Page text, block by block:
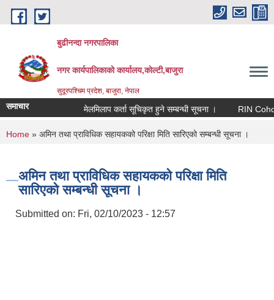
Skip to main content
बुढीनन्दा नगरपालिका
नगर कार्यपालिकाकाे कार्यालय,काेल्टी,बाजुरा
सुदूरपश्चिम प्रदेश, बाजुरा, नेपाल
समाचार मेलमिलाप कर्ता सूचिकृत हुने सम्बन्धी सूचना । RIN Cohor III
You are here
Home » अमिन तथा प्राविधिक सहायकको परिक्षा मिति सारिएको सम्बन्धी सूचना ।
अमिन तथा प्राविधिक सहायकको परिक्षा मिति
सारिएको सम्बन्धी सूचना ।
Submitted on: Fri, 02/10/2023 - 12:57